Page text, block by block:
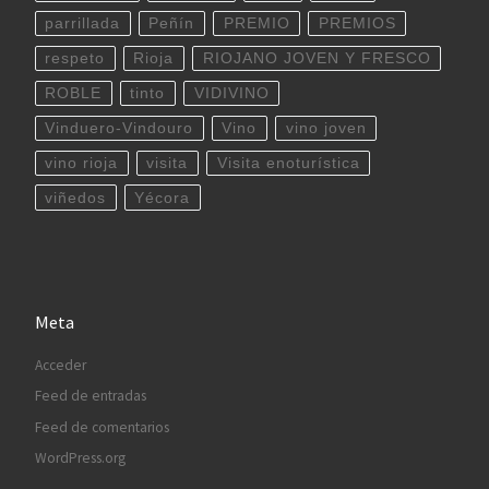
parrillada Peñín PREMIO PREMIOS
respeto Rioja RIOJANO JOVEN Y FRESCO
ROBLE tinto VIDIVINO
Vinduero-Vindouro Vino vino joven
vino rioja visita Visita enoturística
viñedos Yécora
Meta
Acceder
Feed de entradas
Feed de comentarios
WordPress.org